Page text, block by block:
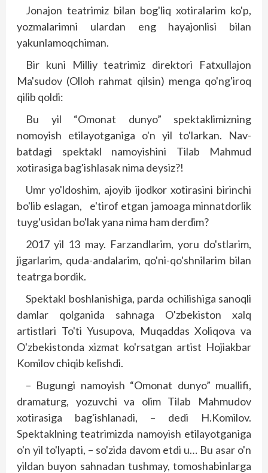
Jonajon teatrimiz bilan bog'liq xotiralarim ko'p,
yozmalarimni ulardan eng hayajonlisi bilan
yakunlamoqchiman.
Bir kuni Milliy teatrimiz direktori Fatxullajon
Ma'sudov (Olloh rahmat qilsin) menga qo'ng'iroq
qilib qoldi:
Bu yil “Omonat dunyo” spektaklimizning
nomoyish etilayotganiga o'n yil to'larkan. Nav­
batdagi spektakl namoyishini Tilab Mahmud
xotirasiga bag'ish­lasak nima deysiz?!
Umr yo'ldoshim, ajoyib ijodkor xotirasini birinchi
bo'lib eslagan, e'tirof etgan jamoaga minnatdorlik
tuyg'usidan bo'lak yana nima ham derdim?
2017 yil 13 may. Farzandlarim, yoru do'stlarim,
jigarlarim, quda-andalarim, qo'ni-qo'shnilarim bilan
teatrga bordik.
Spektakl boshlanishiga, par­­da ochilishiga sanoqli
damlar qolganida sahnaga O'zbekiston xalq
artistlari To'ti Yusupova, Muqaddas Xoliqova va
O'zbekis­tonda xizmat ko'rsatgan artist Hojiakbar
Komilov chiqib kelishdi.
– Bugungi namoyish “Omonat dunyo” muallifi,
dramaturg, yozuvchi va olim Tilab Mahmudov
xotirasiga bag'ishlanadi, – dedi H.Komilov.
Spektaklning teatrimizda namoyish etilayotganiga
o'n yil to'lyapti, – so'zida davom etdi u… Bu asar o'n
yildan buyon sahnadan tushmay, tomoshabinlarga